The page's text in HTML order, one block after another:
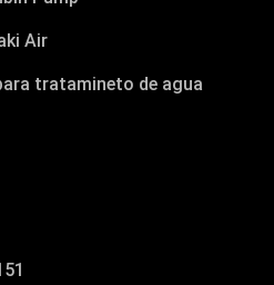
Air
tratamineto de agua